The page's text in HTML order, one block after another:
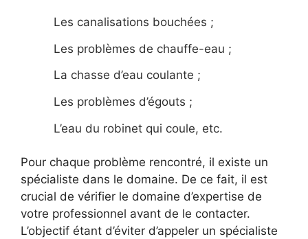
Les canalisations bouchées ;
Les problèmes de chauffe-eau ;
La chasse d’eau coulante ;
Les problèmes d’égouts ;
L’eau du robinet qui coule, etc.
Pour chaque problème rencontré, il existe un
spécialiste dans le domaine. De ce fait, il est
crucial de vérifier le domaine d’expertise de
votre professionnel avant de le contacter.
L’objectif étant d’éviter d’appeler un spécialiste